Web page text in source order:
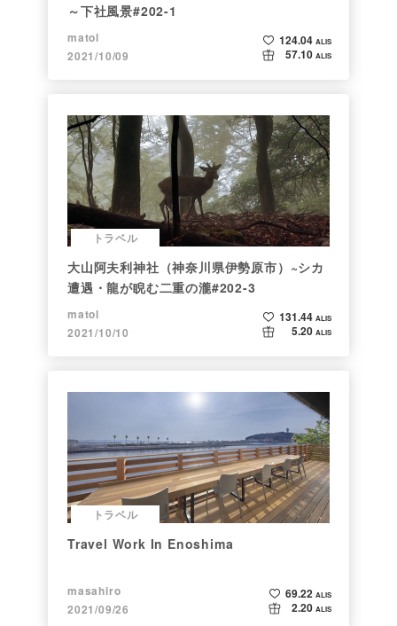
～下社風景#202-1
matol
2021/10/09
124.04 ALIS
57.10 ALIS
トラベル
大山阿夫利神社（神奈川県伊勢原市）~シカ
遭遇・龍が睨む二重の瀧#202-3
matol
2021/10/10
131.44 ALIS
5.20 ALIS
トラベル
Travel Work In Enoshima
masahiro
2021/09/26
69.22 ALIS
2.20 ALIS